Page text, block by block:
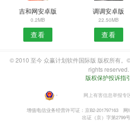
吉和网安卓版
0.2MB
查看
调调安卓版
22.50MB
查看
© 2010 至今 众赢计划软件国际版 版权所有
rights reserved.
版权保护投诉指
・ 网上有害信息举报专
增值电信业务经营许可证：京B2-201797163
网
出证（京）字第2799号